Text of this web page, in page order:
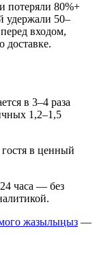
потеряли 80%+
удержали 50–
входом,
доставке.
в 3–4 раза
1,2–1,5
в ценный
24 часа — без
жазылыңыз —